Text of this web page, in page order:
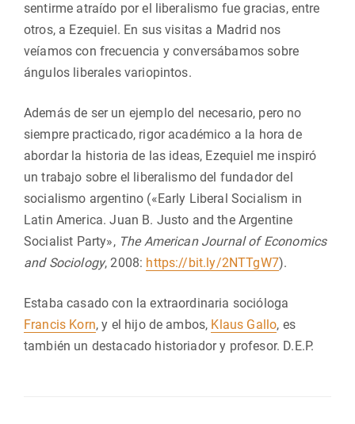
sentirme atraído por el liberalismo fue gracias, entre
otros, a Ezequiel. En sus visitas a Madrid nos
veíamos con frecuencia y conversábamos sobre
ángulos liberales variopintos.
Además de ser un ejemplo del necesario, pero no
siempre practicado, rigor académico a la hora de
abordar la historia de las ideas, Ezequiel me inspiró
un trabajo sobre el liberalismo del fundador del
socialismo argentino («Early Liberal Socialism in
Latin America. Juan B. Justo and the Argentine
Socialist Party», The American Journal of Economics
and Sociology, 2008: https://bit.ly/2NTTgW7).
Estaba casado con la extraordinaria socióloga
Francis Korn, y el hijo de ambos, Klaus Gallo, es
también un destacado historiador y profesor. D.E.P.